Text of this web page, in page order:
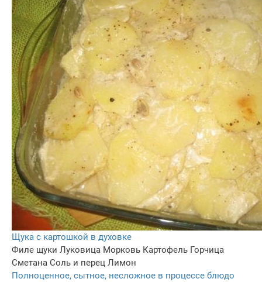
Щука с картошкой в духовке
Филе щуки Луковица Морковь Картофель Горчица
Сметана Соль и перец Лимон
Полноценное, сытное, несложное в процессе блюдо